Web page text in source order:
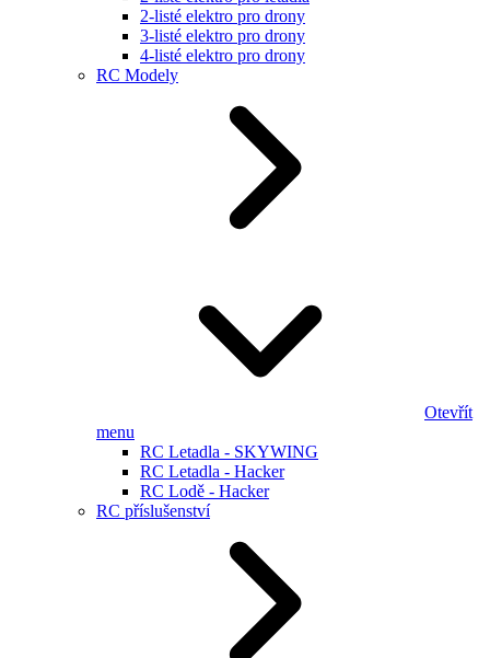
2-listé elektro pro drony
3-listé elektro pro drony
4-listé elektro pro drony
RC Modely
Otevřít
menu
RC Letadla - SKYWING
RC Letadla - Hacker
RC Lodě - Hacker
RC příslušenství